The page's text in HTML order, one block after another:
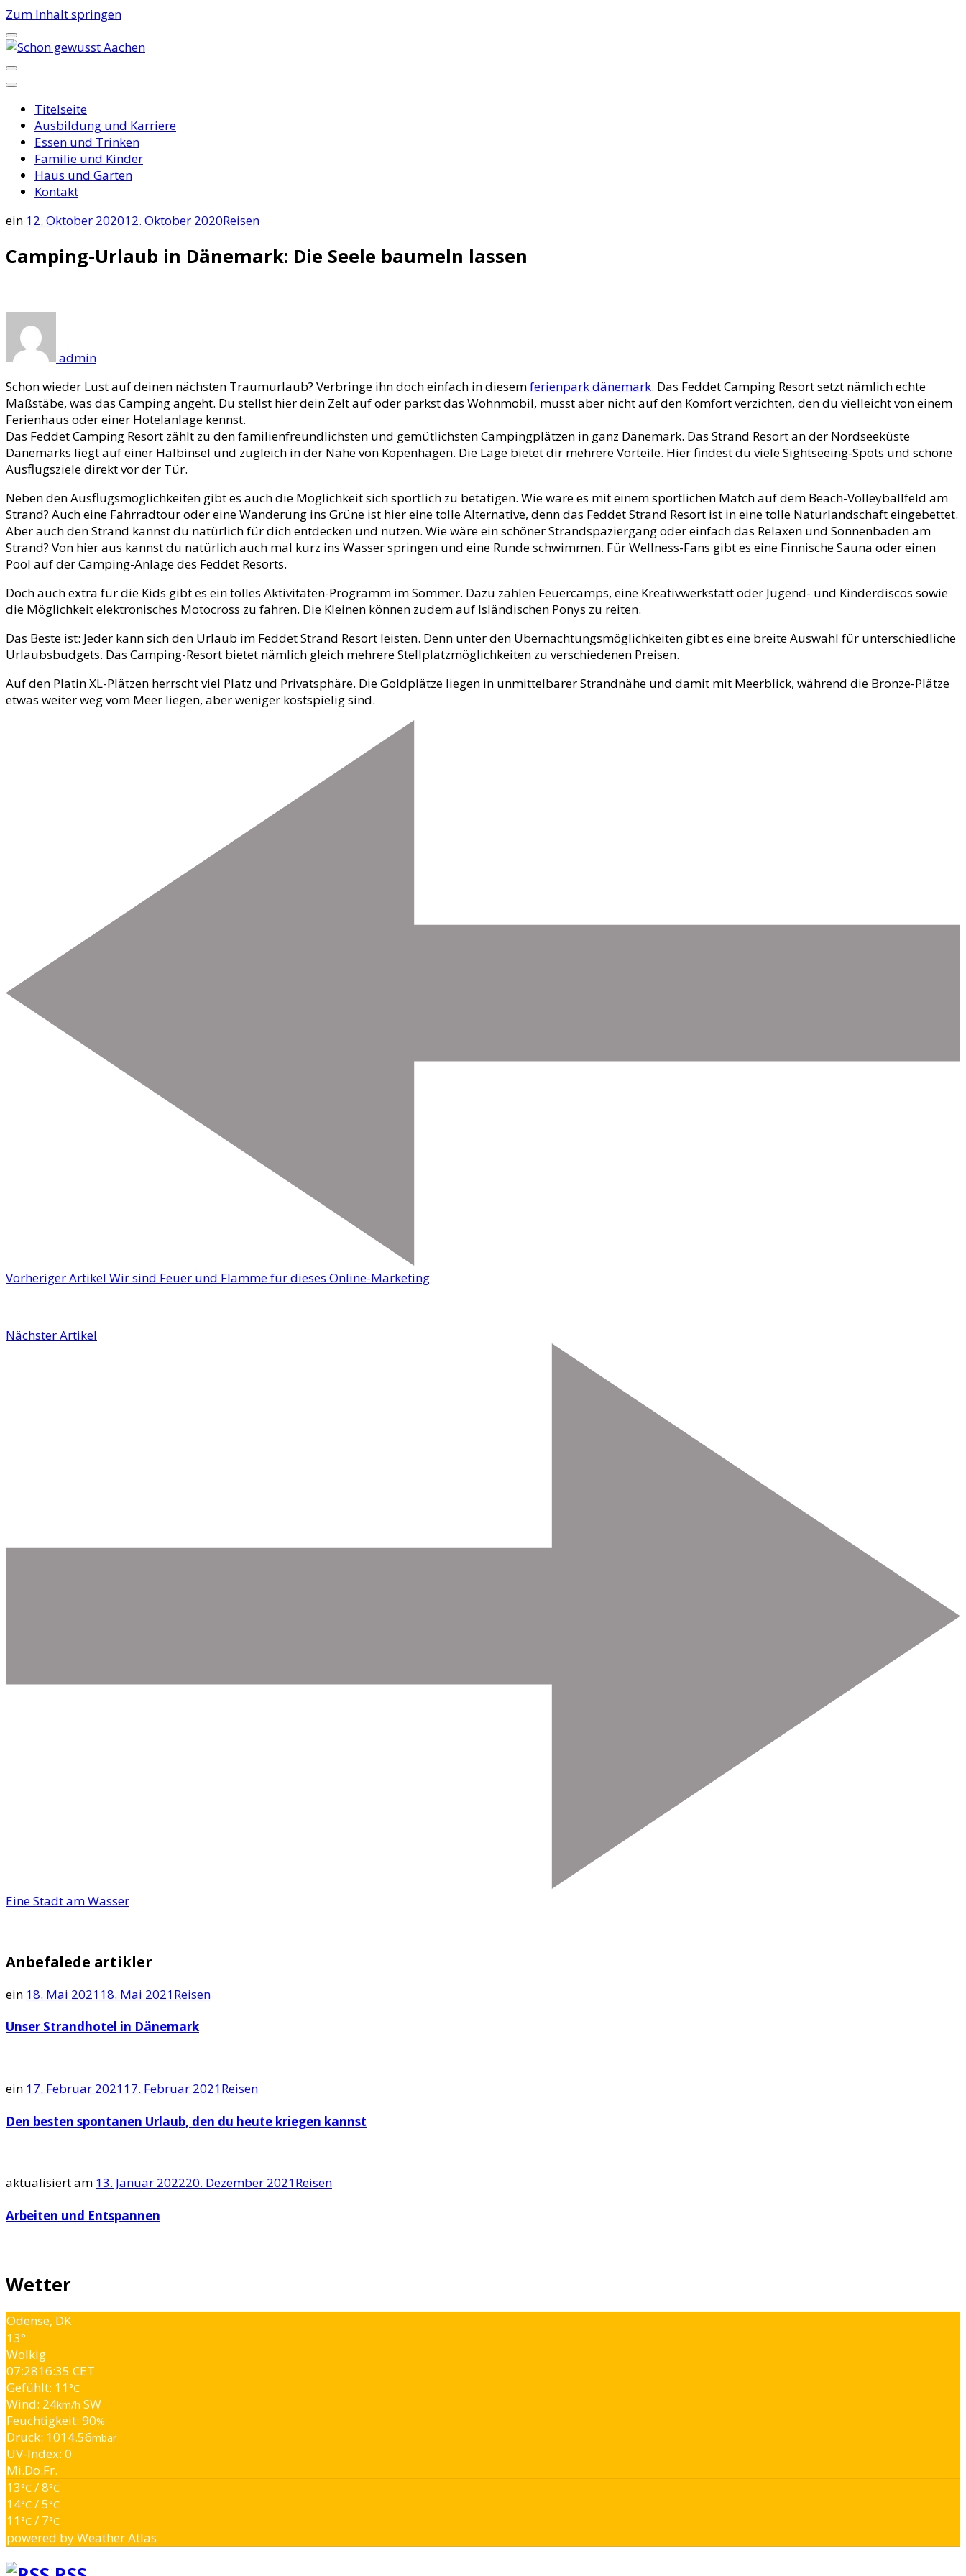
Zum Inhalt springen
Schon gewusst Aachen
Titelseite
Ausbildung und Karriere
Essen und Trinken
Familie und Kinder
Haus und Garten
Kontakt
ein 12. Oktober 202012. Oktober 2020Reisen
Camping-Urlaub in Dänemark: Die Seele baumeln lassen
admin
Schon wieder Lust auf deinen nächsten Traumurlaub? Verbringe ihn doch einfach in diesemferienpark dänemark. Das Feddet Camping Resort setzt nämlich echte
Maßstäbe, was das Camping angeht. Du stellst hier dein Zelt auf oder parkst das Wohnmobil, musst aber nicht auf den Komfort verzichten, den du vielleicht von einem
Ferienhaus oder einer Hotelanlage kennst.
Das Feddet Camping Resort zählt zu den familienfreundlichsten und gemütlichsten Campingplätzen in ganz Dänemark. Das Strand Resort an der Nordseeküste
Dänemarks liegt auf einer Halbinsel und zugleich in der Nähe von Kopenhagen. Die Lage bietet dir mehrere Vorteile. Hier findest du viele Sightseeing-Spots und schöne
Ausflugsziele direkt vor der Tür.
Neben den Ausflugsmöglichkeiten gibt es auch die Möglichkeit sich sportlich zu betätigen. Wie wäre es mit einem sportlichen Match auf dem Beach-Volleyballfeld am
Strand? Auch eine Fahrradtour oder eine Wanderung ins Grüne ist hier eine tolle Alternative, denn das Feddet Strand Resort ist in eine tolle Naturlandschaft eingebettet.
Aber auch den Strand kannst du natürlich für dich entdecken und nutzen. Wie wäre ein schöner Strandspaziergang oder einfach das Relaxen und Sonnenbaden am
Strand? Von hier aus kannst du natürlich auch mal kurz ins Wasser springen und eine Runde schwimmen. Für Wellness-Fans gibt es eine Finnische Sauna oder einen
Pool auf der Camping-Anlage des Feddet Resorts.
Doch auch extra für die Kids gibt es ein tolles Aktivitäten-Programm im Sommer. Dazu zählen Feuercamps, eine Kreativwerkstatt oder Jugend- und Kinderdiscos sowie
die Möglichkeit elektronisches Motocross zu fahren. Die Kleinen können zudem auf Isländischen Ponys zu reiten.
Das Beste ist: Jeder kann sich den Urlaub im Feddet Strand Resort leisten. Denn unter den Übernachtungsmöglichkeiten gibt es eine breite Auswahl für unterschiedliche
Urlaubsbudgets. Das Camping-Resort bietet nämlich gleich mehrere Stellplatzmöglichkeiten zu verschiedenen Preisen.
Auf den Platin XL-Plätzen herrscht viel Platz und Privatsphäre. Die Goldplätze liegen in unmittelbarer Strandnähe und damit mit Meerblick, während die Bronze-Plätze
etwas weiter weg vom Meer liegen, aber weniger kostspielig sind.
Vorheriger Artikel Wir sind Feuer und Flamme für dieses Online-Marketing
Nächster Artikel
Eine Stadt am Wasser
Anbefalede artikler
ein 18. Mai 202118. Mai 2021Reisen
Unser Strandhotel in Dänemark
ein 17. Februar 202117. Februar 2021Reisen
Den besten spontanen Urlaub, den du heute kriegen kannst
aktualisiert am 13. Januar 202220. Dezember 2021Reisen
Arbeiten und Entspannen
Wetter
Odense, DK
13°
Wolkig
07:2816:35 CET
Gefühlt: 11°C
Wind: 24km/h SW
Feuchtigkeit: 90%
Druck: 1014.56mbar
UV-Index: 0
Mi.Do.Fr.
13°C / 8°C
14°C / 5°C
11°C / 7°C
powered byWeather Atlas